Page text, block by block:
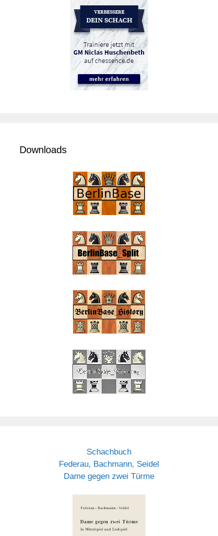
Downloads
Schachbuch
Federau, Bachmann, Seidel
Dame gegen zwei Türme